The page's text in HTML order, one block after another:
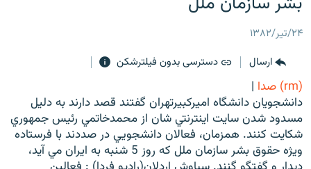
اصلی
رفتن
صفحه
جستجوبرنامه‌های رادیویی
فرکانس‌ها
پادکست
چندرسانه‌ای
گزارش‌های تصویری
گزارش‌های ویدئویی
زنان فردا
English
۲۴/تیر/۱۳۸۲
ارسال
دسترسی بدون فیلترشکن
(rm) صدا
|
دانشجويان دانشگاه اميرکبيرتهران گفتند قصد دارند به دليل
مسدود شدن سايت اينترنتي شان از محمدخاتمي رئيس جمهوري
شکايت کنند. همزمان، فعالان دانشجويي در صددند با فرستاده
ويژه حقوق بشر سازمان ملل که روز 5 شنبه به ايران مي آيد،